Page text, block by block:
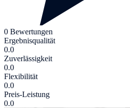
0 Bewertungen
Ergebnisqualität
0.0
Zuverlässigkeit
0.0
Flexibilität
0.0
Preis-Leistung
0.0